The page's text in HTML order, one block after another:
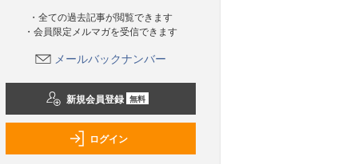
・全ての過去記事が閲覧できます
・会員限定メルマガを受信できます
メールバックナンバー
新規会員登録 無料
ログイン